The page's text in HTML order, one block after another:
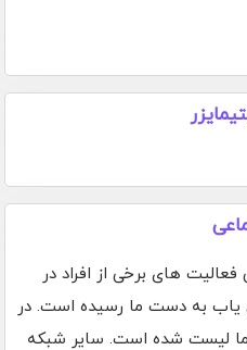
های برخی از افراد در
یاب به دست ما رسیده است. در
لیست شده است. سایر شبکه